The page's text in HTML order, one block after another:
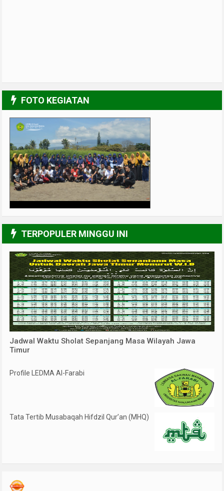
FOTO KEGIATAN
4/6
TERPOPULER MINGGU INI
Jadwal Waktu Sholat Sepanjang Masa Wilayah Jawa
Timur
Profile LEDMA Al-Farabi
Tata Tertib Musabaqah Hifdzil Qur’an (MHQ)